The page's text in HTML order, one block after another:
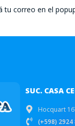
tu correo en el
SUC. CASA
Hocquart
(+598) 2924